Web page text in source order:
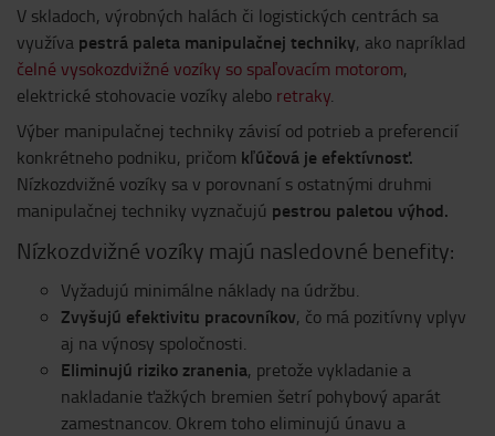
V skladoch, výrobných halách či logistických centrách sa
využíva pestrá paleta manipulačnej techniky, ako napríklad
čelné vysokozdvižné vozíky so spaľovacím motorom,
elektrické stohovacie vozíky alebo retraky.
Výber manipulačnej techniky závisí od potrieb a preferencií
konkrétneho podniku, pričom kľúčová je efektívnosť.
Nízkozdvižné vozíky sa v porovnaní s ostatnými druhmi
manipulačnej techniky vyznačujú pestrou paletou výhod.
Nízkozdvižné vozíky majú nasledovné benefity:
Vyžadujú minimálne náklady na údržbu.
Zvyšujú efektivitu pracovníkov, čo má pozitívny vplyv
aj na výnosy spoločnosti.
Eliminujú riziko zranenia, pretože vykladanie a
nakladanie ťažkých bremien šetrí pohybový aparát
zamestnancov. Okrem toho eliminujú únavu a